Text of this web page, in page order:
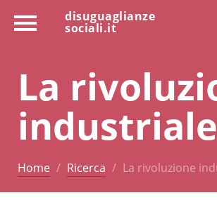
disuguaglianze
sociali.it
La
industriale
Home Ricerca La rivoluzione